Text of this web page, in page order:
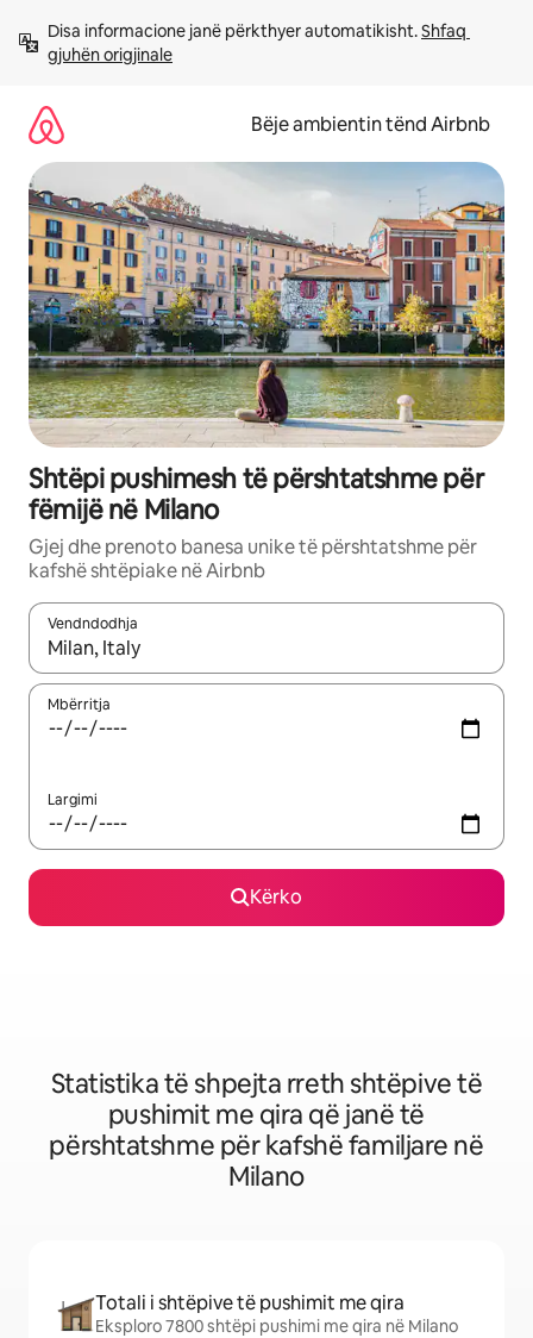
përmbajtja
Disa informacione janë përkthyer automatikisht. Shfaq
gjuhën origjinale
Bëje ambientin tënd Airbnb
Shtëpi pushimesh të përshtatshme për
fëmijë në Milano
Gjej dhe prenoto banesa unike të përshtatshme për
kafshë shtëpiake në Airbnb
Vendndodhja
Kur rezultatet të jenë të disponueshme, lëviz me butonat e
Mbërritja
Largimi
Kërko
Statistika të shpejta rreth shtëpive të
pushimit me qira që janë të
përshtatshme për kafshë familjare në
Milano
Totali i shtëpive të pushimit me qira
Eksploro 7800 shtëpi pushimi me qira në Milano